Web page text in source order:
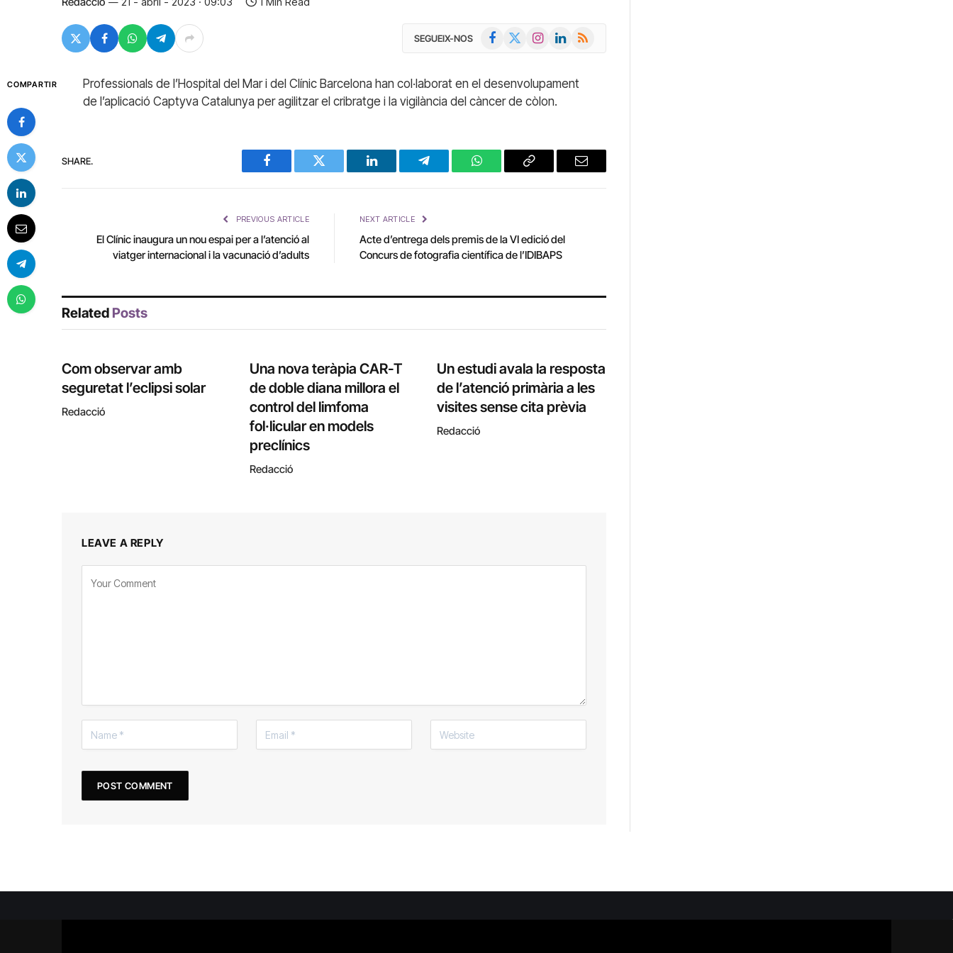
SEGUEIX-NOS Facebook InstagramLinkedIn
RSS
COMPARTIR
Professionals de l’Hospital del Mar i del Clínic Barcelona han col·laborat en el desenvolupament
de l’aplicació Captyva Catalunya per agilitzar el cribratge i la vigilància del càncer de còlon.
SHARE.
Facebook Twitter LinkedIn Telegram WhatsAppCopy
Email
PREVIOUS ARTICLE
El Clínic inaugura un nou espai per a l’atenció al
viatger internacional i la vacunació d’adults
NEXT ARTICLE
Acte d’entrega dels premis de la VI edició del
Concurs de fotografia científica de l’IDIBAPS
Related Posts
Com observar amb
seguretat l’eclipsi solar
Redacció
Una nova teràpia CAR-T
de doble diana millora el
control del limfoma
fol·licular en models
preclínics
Redacció
Un estudi avala la resposta
de l’atenció primària a les
visites sense cita prèvia
Redacció
LEAVE A REPLY